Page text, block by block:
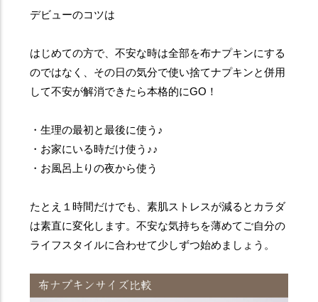
デビューのコツは
はじめての方で、不安な時は全部を布ナプキンにする
のではなく、その日の気分で使い捨てナプキンと併用
して不安が解消できたら本格的にGO！
・生理の最初と最後に使う♪
・お家にいる時だけ使う♪♪
・お風呂上りの夜から使う
たとえ１時間だけでも、素肌ストレスが減るとカラダ
は素直に変化します。不安な気持ちを薄めてご自分の
ライフスタイルに合わせて少しずつ始めましょう。